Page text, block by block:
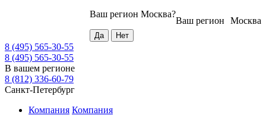
Москва
Ваш регион
Ваш регион Москва?
8 (495) 565-30-55
8 (495) 565-30-55
В вашем регионе
8 (812) 336-60-79
Санкт-Петербург
Компания Компания